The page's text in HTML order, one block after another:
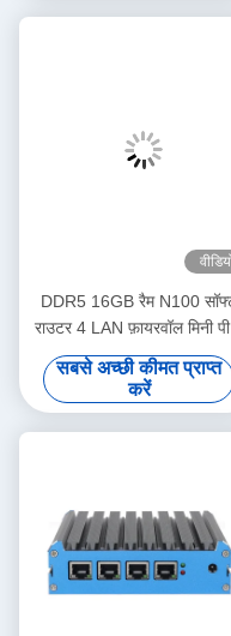
DDR5 16GB रैम N100
राउटर 4 LAN फ़ायरवॉल मिनी
राउटर होम ऑफिस के लिए लिनक्स
साथ
सबसे अच्छी कीमत प्राप्त
करें